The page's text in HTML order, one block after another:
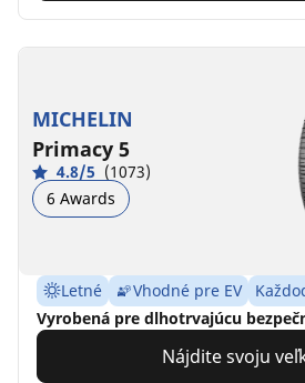
MICHELIN
Primacy 5
4.8/5 (1073)
6 Awards
Letné Vhodné pre EV
Vyrobená pre dlhotrvajúcu
Nájdite svoju